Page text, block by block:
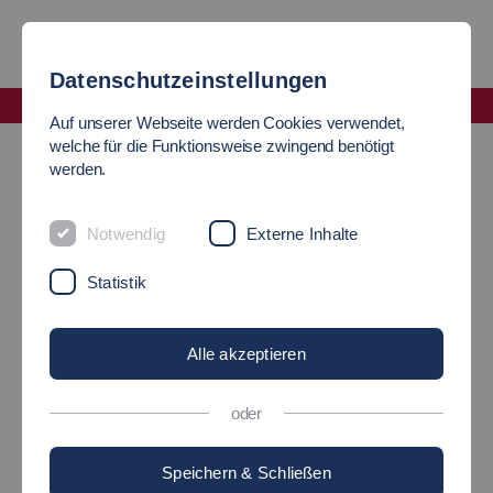
Professorinnen und Professoren
PROFESSORINNEN UND
PROFESSOREN
Datenschutzeinstellungen
Auf unserer Webseite werden Cookies verwendet,
welche für die Funktionsweise zwingend benötigt
werden.
Notwendig Externe Inhalte
Statistik
Alle akzeptieren
oder
Speichern & Schließen